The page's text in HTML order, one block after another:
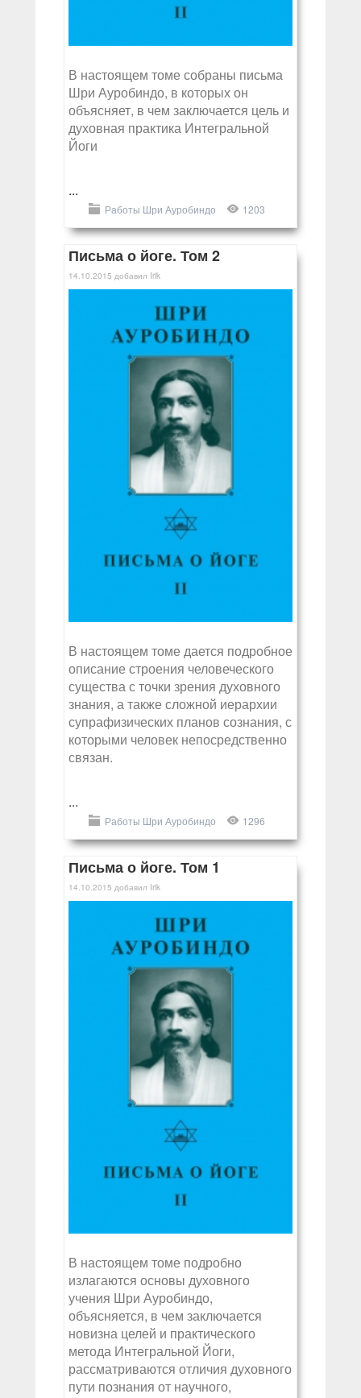
В настоящем томе собраны письма
Шри Ауробиндо, в которых он
объясняет, в чем заключается цель и
духовная практика Интегральной
Йоги
...
Работы Шри Ауробиндо 1203
Письма о йоге. Том 2
14.10.2015 добавил Irik
В настоящем томе дается подробное
описание строения человеческого
существа с точки зрения духовного
знания, а также сложной иерархии
супрафизических планов сознания, с
которыми человек непосредственно
связан.
...
Работы Шри Ауробиндо 1296
Письма о йоге. Том 1
14.10.2015 добавил Irik
В настоящем томе подробно
излагаются основы духовного
учения Шри Ауробиндо,
объясняется, в чем заключается
новизна целей и практического
метода Интегральной Йоги,
рассматриваются отличия духовного
пути познания от научного,